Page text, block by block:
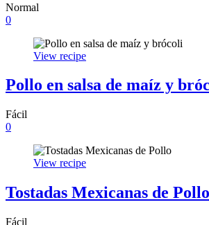
Normal
0
View recipe
Pollo en salsa de maíz y
Fácil
0
View recipe
Tostadas Mexicanas de Pollo
Fácil